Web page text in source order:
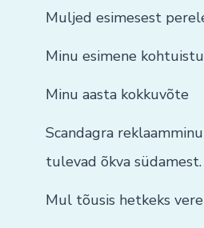
Muljed esimesest
Minu esimene
Minu aasta kokkuvõte
Scandagra
tulevad õkva südamest.
Mul tõusis hetkeks